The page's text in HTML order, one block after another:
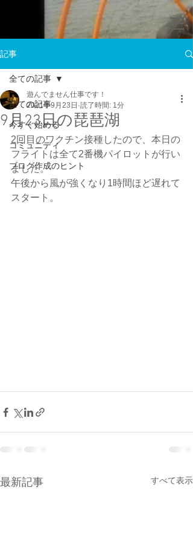
記事
全ての記事
今すぐ始める
コミュニティ
ブログ作成のヒント
全ての記事
9月23日の琵琶湖
遊んでません仕事です！
2021年9月23日 読了時間: 1分
2回目のワクチン接種したので、本日の
フライトは全て2番機パイロットが行い
ました。
午後から風が強くなり1時間ほど遅れて
スタート。
最新記事 すべて表示